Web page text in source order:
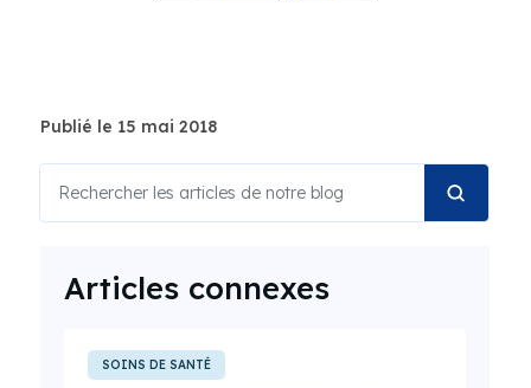
Publié le 15 mai 2018
Articles connexes
SOINS DE SANTÉ